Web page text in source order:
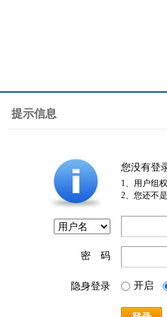
提示信息
您没有登
1、用户组
2、您还不
密 码
隐身登录 开启